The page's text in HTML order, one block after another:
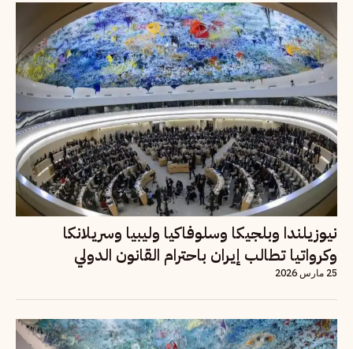
نيوزيلندا وبلجيكا وسلوفاكيا وليبيا وسريلانكا
وكرواتيا تطالب إيران باحترام القانون الدولي
25 مارس 2026